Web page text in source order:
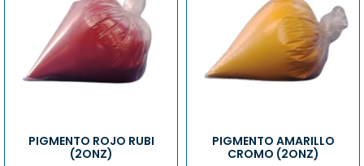
PIGMENTO ROJO RUBI
(2ONZ)
PIGMENTO AMARILLO
CROMO (2ONZ)